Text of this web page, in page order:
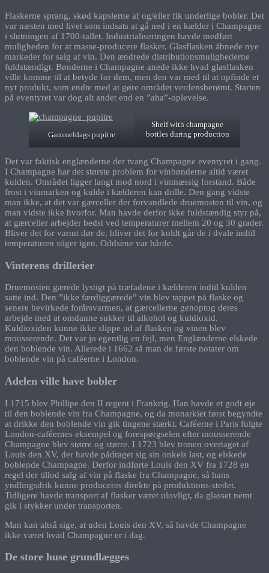
Flaskerne sprang, skød kapslerne af og/eller fik underlige bobler. Det
var næsten med livet som indsats at gå ned i en kælder i Champagne
i slutningen af 1700-tallet. Industrialiseringen havde medført
muligheden for at masse-producere flasker. Glasflasken åbnede nye
markeder for salg af vin. Den ændrede distributionsmulighederne
fuldstændigt. Bønderne i Champagne anede ikke hvad glasflasken
ville komme til at betyde for dem, men den var med til at opfinde et
nyt produkt, som endte med at gøre området verdensberømt. Starten
på eventyret var dog alt andet end en ”aha”-oplevelse.
Gammeldags pupitre
Shelf with champagne
bottles during production
Det var faktisk englænderne der tvang Champagne eventyret i gang.
I Champagne har det største problem for vinbønderne altid været
kulden. Området ligger langt mod nord i vinmæssig forstand. Både
frost i vinmarken og kulde i kælderen kan drille. Den gang vidste
man ikke, at det var gærceller der forvandlede druemosten til vin, og
man vidste ikke hvorfor. Man havde derfor ikke fuldstændig styr på,
at gærceller arbejder bedst ved temperaturer mellem 20 og 30 grader.
Bliver det for varmt dør de, bliver det for koldt går de i dvale indtil
temperaturen stiger igen. Oddsene var hårde.
Vinterens drillerier
Druemosten gærede lystigt på træfadene i kælderen indtil kulden
satte ind. Den ”ikke færdiggærede” vin blev tappet på flaske og
senere bevirkede forårsvarmen, at gærcellerne genoptog deres
arbejde med at omdanne sukker til alkohol og kuldioxid.
Kuldioxiden kunne ikke slippe ud af flasken og vinen blev
mousserende. Det var jo egentlig en fejl, men Englænderne elskede
den boblende vin. Allerede i 1662 så man de første notater om
boblende vin på caféerne i London.
Adelen ville have bobler
I 1715 blev Phillipe den II regent i Frankrig. Han havde et godt øje
til den boblende vin fra Champagne, og da monarkiet først begyndte
at drikke den boblende vin gik tingene stærkt. Caféerne i Paris fulgte
London-caféernes eksempel og forespørgselen efter mousserende
Champagne blev større og større. I 1723 blev tronen overtaget af
Louis den XV, der havde pådraget sig sin onkels last, og elskede
boblende Champagne. Derfor indførte Louis den XV fra 1728 en
regel der tillod salg af vin på flaske fra Champagne, så hans
yndlingsdrik kunne produceres direkte på produktions-stedet.
Tidligere havde transport af flasker været ulovligt, da glasset nemt
gik i stykker under transporten.
Man kan altså sige, at uden Louis den XV, så havde Champagne
ikke været hvad Champagne er i dag.
De store huse grundlægges